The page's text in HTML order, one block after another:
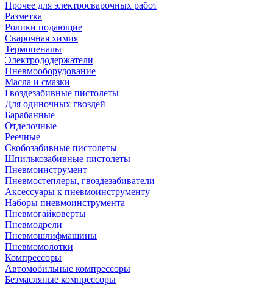
Прочее для электросварочных работ
Разметка
Ролики подающие
Сварочная химия
Термопеналы
Электрододержатели
Пневмооборудование
Масла и смазки
Гвоздезабивные пистолеты
Для одиночных гвоздей
Барабанные
Отделочные
Реечные
Скобозабивные пистолеты
Шпилькозабивные пистолеты
Пневмоинструмент
Пневмостеплеры, гвоздезабиватели
Аксессуары к пневмоинструменту
Наборы пневмоинструмента
Пневмогайковерты
Пневмодрели
Пневмошлифмашины
Пневмомолотки
Компрессоры
Автомобильные компрессоры
Безмасляные компрессоры